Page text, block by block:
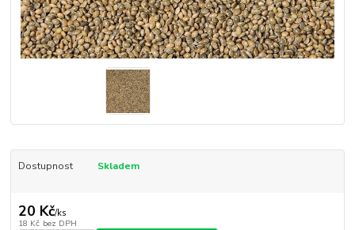
Dostupnost Skladem
20 Kč/ks
18 Kč bez DPH